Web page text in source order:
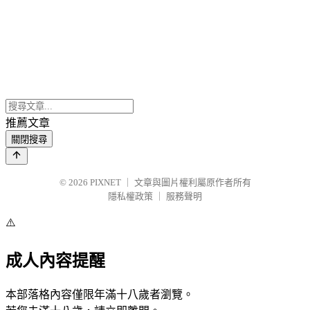
推薦文章
關閉搜尋
© 2026 PIXNET
文章與圖片權利屬原作者所有
隱私權政策
服務聲明
⚠️
成人內容提醒
本部落格內容僅限年滿十八歲者瀏覽。